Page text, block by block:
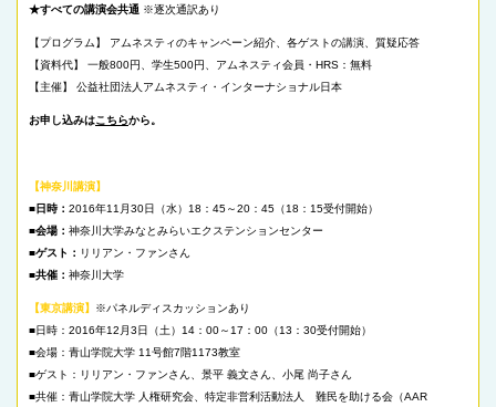
★すべての講演会共通 ※逐次通訳あり
【プログラム】 アムネスティのキャンペーン紹介、各ゲストの講演、質疑応答
【資料代】 一般800円、学生500円、アムネスティ会員・HRS：無料
【主催】 公益社団法人アムネスティ・インターナショナル日本
お申し込みはこちらから。
【神奈川講演】
■日時： 2016年11月30日（水）18：45～20：45（18：15受付開始）
■会場： 神奈川大学みなとみらいエクステンションセンター
■ゲスト： リリアン・ファンさん
■共催： 神奈川大学
【東京講演】 ※パネルディスカッションあり
■日時：2016年12月3日（土）14：00～17：00（13：30受付開始）
■会場：青山学院大学 11号館7階1173教室
■ゲスト：リリアン・ファンさん、景平 義文さん、小尾 尚子さん
■共催：青山学院大学 人権研究会、特定非営利活動法人 難民を助ける会（AAR